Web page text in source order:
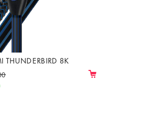
THUNDERBIRD 8K